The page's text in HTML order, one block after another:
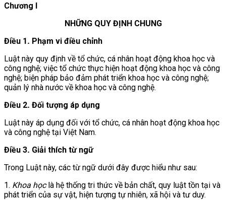
Chương I
NHỮNG QUY ĐỊNH CHUNG
Điều 1. Phạm vi điều chỉnh
Luật này quy định về tổ chức, cá nhân hoạt động khoa học và
công nghệ; việc tổ chức thực hiện hoạt động khoa học và công
nghệ; biện pháp bảo đảm phát triển khoa học và công nghệ;
quản lý nhà nước về khoa học và công nghệ.
Điều 2. Đối tượng áp dụng
Luật này áp dụng đối với tổ chức, cá nhân hoạt động khoa học
và công nghệ tại Việt Nam.
Điều 3. Giải thích từ ngữ
Trong Luật này, các từ ngữ dưới đây được hiểu như sau:
1. Khoa họclà hệ thống tri thức về bản chất, quy luật tồn tại và
phát triển của sự vật, hiện tượng tự nhiên, xã hội và tư duy.